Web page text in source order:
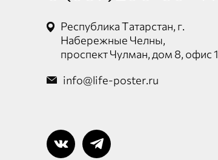
Республика Татарстан, г.
Набережные Челны,
проспект Чулман, дом 8, офис 1
info@life-poster.ru